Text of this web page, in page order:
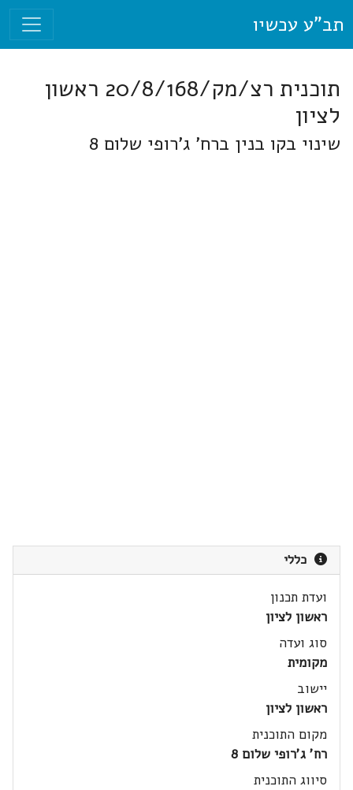
תב"ע עכשיו
תוכנית רצ/מק/20/8/168 ראשון
לציון
שינוי בקו בנין ברח' ג'רופי שלום 8
כללי
ועדת תכנון
ראשון לציון
סוג ועדה
מקומית
יישוב
ראשון לציון
מקום התוכנית
רח' ג'רופי שלום 8
סיווג התוכנית